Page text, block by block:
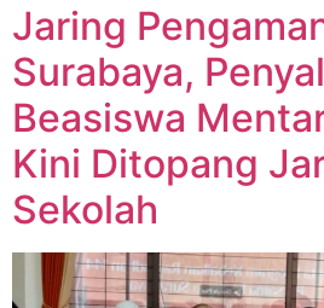
Jaring
Surabaya,
Beasiswa
Kini Ditopang
Sekolah